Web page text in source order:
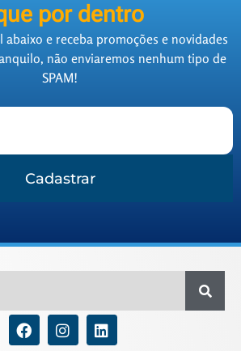
por dentro
abaixo e receba promoções e novidades
não enviaremos nenhum tipo de
SPAM!
Cadastrar